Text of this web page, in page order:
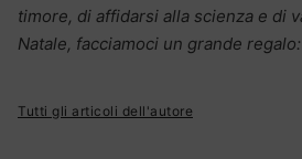
timore, di affidarsi alla scienza e di
Natale, facciamoci un grande regalo:
Tutti gli articoli dell'autore